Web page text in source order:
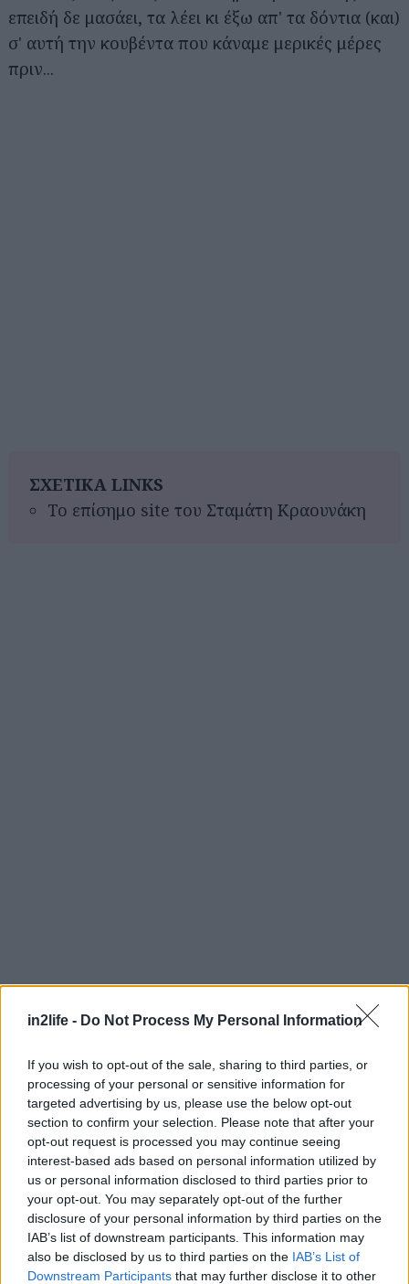
in2life - Do Not Process My Personal Information
If you wish to opt-out of the sale, sharing to third parties, or
processing of your personal or sensitive information for
targeted advertising by us, please use the below opt-out
section to confirm your selection. Please note that after your
opt-out request is processed you may continue seeing
interest-based ads based on personal information utilized by
us or personal information disclosed to third parties prior to
your opt-out. You may separately opt-out of the further
disclosure of your personal information by third parties on the
IAB’s list of downstream participants. This information may
also be disclosed by us to third parties on the IAB’s List of
Downstream Participants that may further disclose it to other
επειδή δε μασάει, τα λέει κι έξω απ' τα δόντια (και)
σ' αυτή την κουβέντα που κάναμε μερικές μέρες
πριν...
ΣΧΕΤΙΚΑ LINKS
Το επίσημο site του Σταμάτη Κραουνάκη
για...